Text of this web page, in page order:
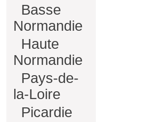
Basse
Normandie
Haute
Normandie
Pays-de-
la-Loire
Picardie